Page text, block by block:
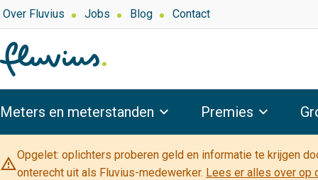
Overslaan
en
naar
de
inhoud
gaan
Top
navigation
Over Fluvius Jobs Blog Contact
Meters en meterstanden Premies
warning_amber
Opgelet: oplichters proberen geld en informatie te krijgen
onterecht uit als Fluvius-medewerker. Lees er alles over op